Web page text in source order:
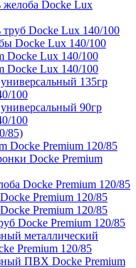
желоба Docke Lux
труб Docke Lux 140/100
Docke Lux 140/100
Docke Lux 140/100
Docke Lux 140/100
135гр
100
90гр
100
85)
Docke Premium 120/85
Docke Premium
Docke Premium 120/85
Premium 120/85
Premium 120/85
Docke Premium 120/85
металлический
Premium 120/85
ПВХ Docke Premium